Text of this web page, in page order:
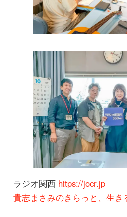
ラジオ関西 https://jocr.jp
貴志まさみのきらっと、生き